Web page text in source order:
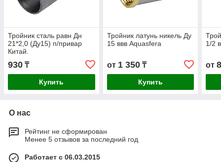
Тройник сталь равн Дн
21*2,0 (Ду15) п/привар
Китай.
930 ₸
Купить
Тройник латунь никель Ду
15 ввв Aquasfera
от 1 350₸
Купить
1/2
от
О нас
Рейтинг не сформирован
Менее 5 отзывов за последний год
Работает с 06.03.2015